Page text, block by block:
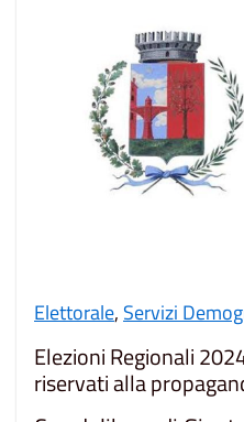
Elettorale, Servizi
Elezioni Regionali
riservati alla